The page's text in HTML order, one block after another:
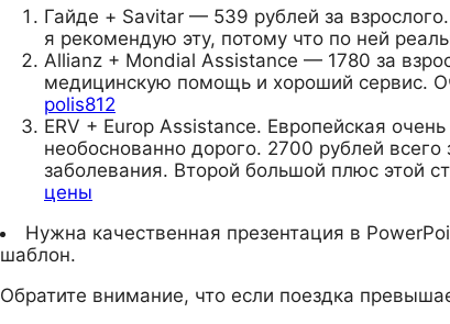
Гайде + Savitar — 539 рублей за
я рекомендую эту, потому что по ней
Allianz + Mondial Assistance — 1780 за
медицинскую помощь и хороший сервис.
polis812
ERV + Europ Assistance. Европейская
необоснованно дорого. 2700 рублей
заболевания. Второй большой плюс этой
цены
Нужна качественная презентация в
шаблон.
Обратите внимание, что если поездка